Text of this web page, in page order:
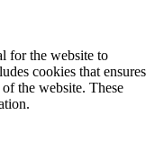
for the website to
cookies that ensures
the website. These